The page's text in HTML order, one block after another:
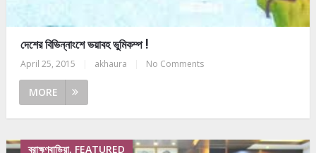
দেশের বিভিন্নাংশে ভয়াবহ ভুমিকম্প !
April 25, 2015 akhaura No Comments
MORE
ব্রাহ্মণবাড়িয়া, FEATURED